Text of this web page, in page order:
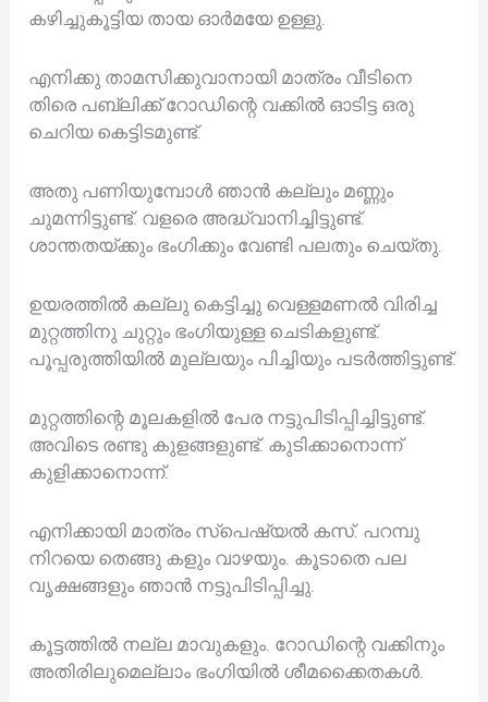
കഴിച്ചുകൂട്ടിയ തായ ഓർമയേ ഉള്ളു.
എനിക്കു താമസിക്കുവാനായി മാത്രം വീടിനെ
തിരെ പബ്ലിക്ക് റോഡിന്റെ വക്കിൽ ഓടിട്ട ഒരു
ചെറിയ കെട്ടിടമുണ്ട്.
അതു പണിയുമ്പോൾ ഞാൻ കല്ലും മണ്ണും
ചുമന്നിട്ടുണ്ട്. വളരെ അദ്ധ്വാനിച്ചിട്ടുണ്ട്.
ശാന്തതയ്ക്കും ഭംഗിക്കും വേണ്ടി പലതും ചെയ്തു.
ഉയരത്തിൽ കല്ലു കെട്ടിച്ചു വെള്ളമണൽ വിരിച്ച
മുറ്റത്തിനു ചുറ്റും ഭംഗിയുള്ള ചെടികളുണ്ട്.
പൂപ്പരുത്തിയിൽ മുല്ലയും പിച്ചിയും പടർത്തിട്ടുണ്ട്.
മുറ്റത്തിന്റെ മൂലകളിൽ പേര നട്ടുപിടിപ്പിച്ചിട്ടുണ്ട്.
അവിടെ രണ്ടു കുളങ്ങളുണ്ട്. കുടിക്കാനൊന്ന്
കുളിക്കാനൊന്ന്.
എനിക്കായി മാത്രം സ്പെഷ്യൽ കസ്. പറമ്പു
നിറയെ തെങ്ങു കളും വാഴയും. കൂടാതെ പല
വൃക്ഷങ്ങളും ഞാൻ നട്ടുപിടിപ്പിച്ചു.
കൂട്ടത്തിൽ നല്ല മാവുകളും. റോഡിന്റെ വക്കിനും
അതിരിലുമെല്ലാം ഭംഗിയിൽ ശീമക്കൈതകൾ.